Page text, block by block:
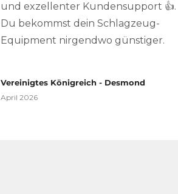
und exzellenter Kundensupport 👍.
Du bekommst dein Schlagzeug-
Equipment nirgendwo günstiger.
Vereinigtes Königreich - Desmond
April 2026